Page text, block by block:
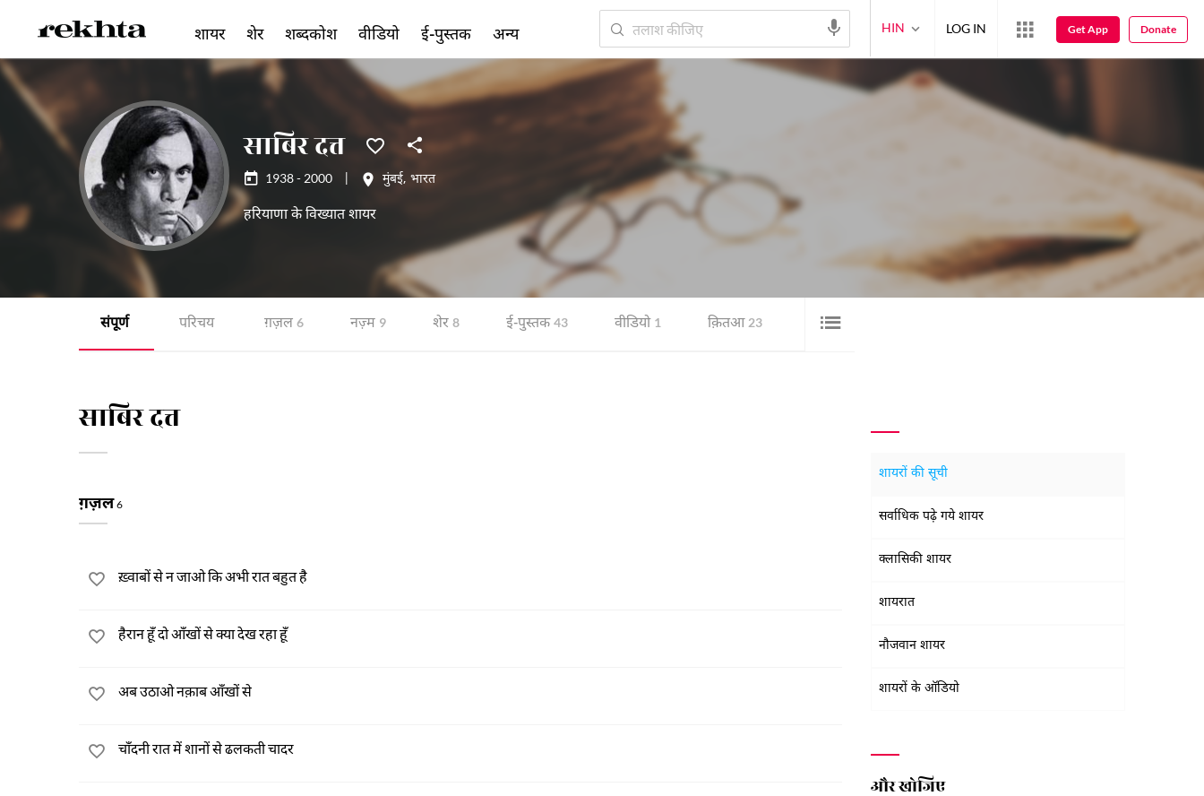
साबिर दत्त
1938 - 2000 मुंबई, भारत
हरियाणा के विख्यात शायर
संपूर्ण परिचय ग़ज़ल 6 नज़्म 9 शेर 8 ई-पुस्तक 43 वीडियो 1 क़ितआ 23 गेलरी
साबिर दत्त
ग़ज़ल6
ख़्वाबों से न जाओ कि अभी रात बहुत है
हैरान हूँ दो आँखों से क्या देख रहा हूँ
अब उठाओ नक़ाब आँखों से
चाँदनी रात में शानों से ढलकती चादर
शायरों की सूची
सर्वाधिक पढ़े गये शायर
क्लासिकी शायर
शायरात
नौजवान शायर
शायरों के ऑडियो
और खोजिए
शायर शेर शब्दकोश वीडियो ई-पुस्तक अन्य HIN LOG IN Get App Donate